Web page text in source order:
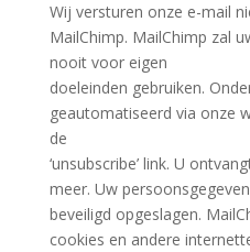
Wij versturen onze e-mail
MailChimp. MailChimp zal
nooit voor eigen
doeleinden gebruiken.
geautomatiseerd via onze
de
‘unsubscribe’ link. U
meer. Uw
beveiligd opgeslagen.
cookies en andere